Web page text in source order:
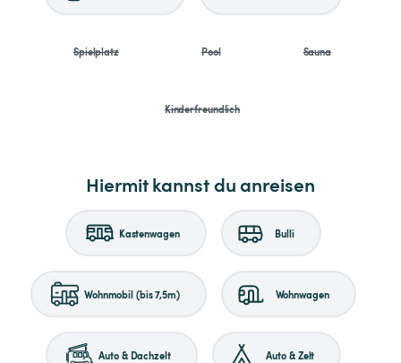
Spielplatz Pool Sauna
Kinderfreundlich
Hiermit kannst du anreisen
Kastenwagen Bulli
Wohnmobil (bis 7,5m) Wohnwagen
Auto & Dachzelt Auto & Zelt